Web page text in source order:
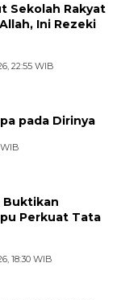
Sekolah Rakyat
Ini Rezeki
22:55 WIB
pada Dirinya
Buktikan
Perkuat Tata
18:30 WIB